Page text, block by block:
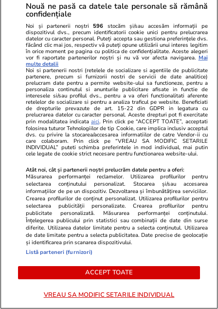
PARTENERI
TVMania.ro
10 vedete din România care au
făcut furori în costum de baie.
Imagini spectaculoase cu Antonia,
INNA, Bianca Drăgușanu și alte
dive
toamnă.
proba orală
pregătit
PARTENERI
Nouă ne pasă ca datele tale personale să rămână
confidențiale
Noi și partenerii noștri 596 stocăm și/sau accesăm informații pe
dispozitivul dvs., precum identificatorii cookie unici pentru prelucrarea
datelor cu caracter personal. Puteți accepta sau gestiona preferințele dvs.
făcând clic mai jos, respectiv vă puteți opune utilizării unui interes legitim
în orice moment pe pagina cu politica de confidențialitate. Aceste alegeri
vor fi raportate partenerilor noștri și nu vă vor afecta navigarea. Mai
multe detalii
Noi si partenerii nostri (retelele de socializare si agentiile de publicitate
partenere, precum si furnizorii nostri de servicii de date analitice)
prelucram date pentru a permite website-ului sa functioneze, pentru a
personaliza continutul si anunturile publicitare afisate in functie de
interesele si/sau profilul dvs., pentru a va oferi functionalitati aferente
retelelor de socializare si pentru a analiza traficul pe website. Beneficiati
de drepturile prevazute de art. 15-22 din GDPR in legatura cu
prelucrarea datelor cu caracter personal. Aceste drepturi pot fi exercitate
prin modalitatea indicataaici. Prin click pe “ACCEPT TOATE”, acceptati
folosirea tuturor Tehnologiilor de tip Cookie, care implica inclusiv acceptul
dvs. cu privire la stocarea/accesarea informatiilor de catre Vendor-ii cu
care colaboram. Prin click pe “VREAU SA MODIFIC SETARILE
INDIVIDUAL” puteti schimba preferintele in mod individual, mai putin
cele legate de cookie strict necesare pentru functionarea website-ului.
Atât noi, cât și partenerii noștri prelucrăm datele pentru a oferi:
Măsurarea performanței reclamelor. Utilizarea profilurilor pentru
selectarea conținutului personalizat. Stocarea și/sau accesarea
informațiilor de pe un dispozitiv. Dezvoltarea și îmbunătățirea serviciilor.
Crearea profilurilor de conținut personalizat. Utilizarea profilurilor pentru
selectarea publicității personalizate. Crearea profilurilor pentru
publicitate personalizată. Măsurarea performanței conținutului.
Înțelegerea publicului prin statistici sau combinații de date din surse
diferite. Utilizarea datelor limitate pentru a selecta conținutul. Utilizarea
de date limitate pentru a selecta publicitatea. Date precise de geolocație
și identificarea prin scanarea dispozitivului.
Listă parteneri (furnizori)
ACCEPT TOATE
VREAU SA MODIFIC SETARILE INDIVIDUAL